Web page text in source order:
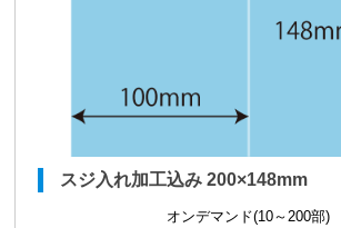
スジ入れ加工込み 200×148mm
オンデマンド(10～200部)